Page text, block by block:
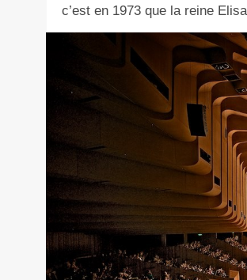
c’est en 1973 que la reine